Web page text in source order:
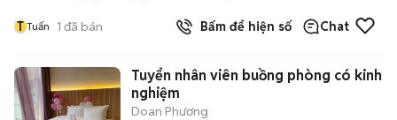
T Tuấn 1 đã bán Bấm để hiện số Chat
Tuyển nhân viên buồng phòng có kinh
nghiệm
Doan Phương